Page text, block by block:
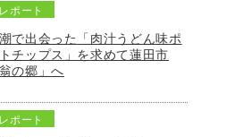
ポート
で出会った「肉汁うどん味ポ
チップス」を求めて蓮田市
翁の郷」へ
ポート